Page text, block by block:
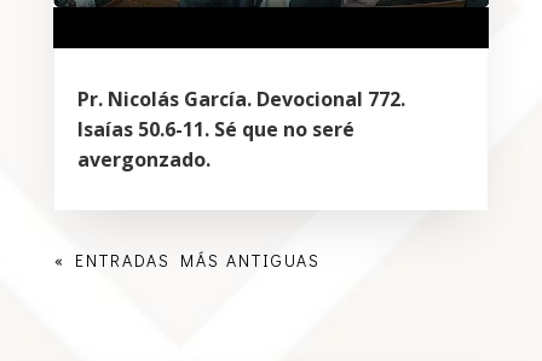
Pr. Nicolás García. Devocional 772.
Isaías 50.6-11. Sé que no seré
avergonzado.
« ENTRADAS MÁS ANTIGUAS